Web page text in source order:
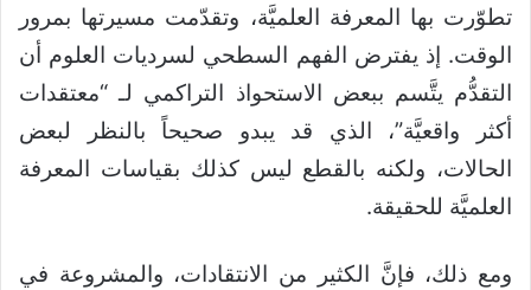
تطوّرت بها المعرفة العلميَّة، وتقدّمت مسيرتها بمرور
الوقت. إذ يفترض الفهم السطحي لسرديات العلوم أن
التقدُّم يتَّسم ببعض الاستحواذ التراكمي لـ “معتقدات
أكثر واقعيَّة”، الذي قد يبدو صحيحاً بالنظر لبعض
الحالات، ولكنه بالقطع ليس كذلك بقياسات المعرفة
العلميَّة للحقيقة.
ومع ذلك، فإنَّ الكثير من الانتقادات، والمشروعة في